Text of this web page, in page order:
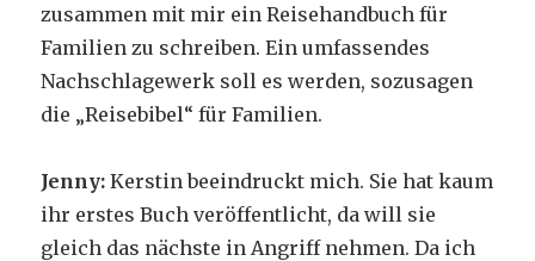
zusammen mit mir ein Reisehandbuch für
Familien zu schreiben. Ein umfassendes
Nachschlagewerk soll es werden, sozusagen
die „Reisebibel“ für Familien.
Jenny: Kerstin beeindruckt mich. Sie hat kaum
ihr erstes Buch veröffentlicht, da will sie
gleich das nächste in Angriff nehmen. Da ich